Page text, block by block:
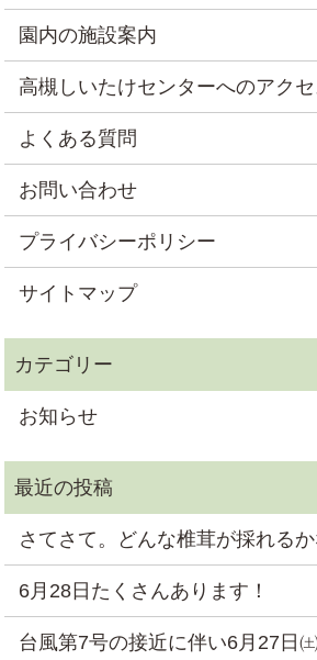
園内の施設案内
高槻しいたけセンターへのアクセ
よくある質問
お問い合わせ
プライバシーポリシー
サイトマップ
お知らせ
さてさて。どんな椎茸が採れるか
6月28日たくさんあります！
台風第7号の接近に伴い6月27日